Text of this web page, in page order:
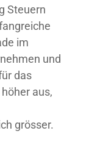
Steuern
im
und
das
aus,
grösser.